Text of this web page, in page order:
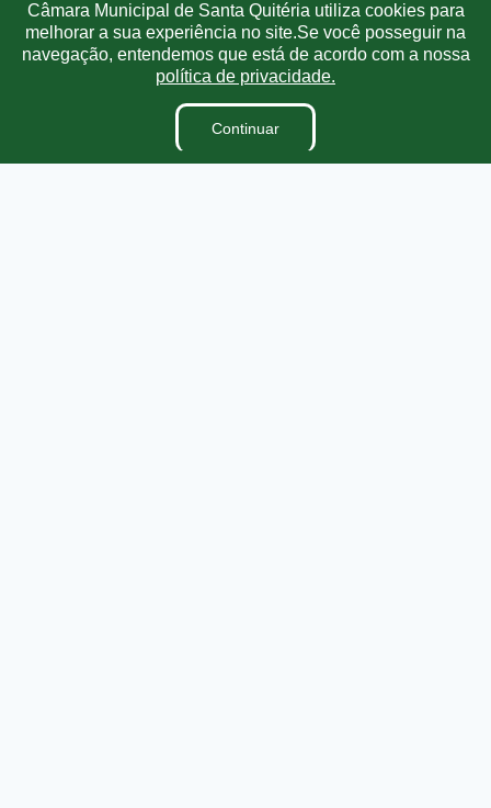
ContraCheque Online
Perguntas Frequente
Parecer TCE
Câmara Municipal de Santa Quitéria utiliza cookies para
melhorar a sua experiência no site.Se você posseguir na
navegação, entendemos que está de acordo com a nossa
política de privacidade.
Continuar